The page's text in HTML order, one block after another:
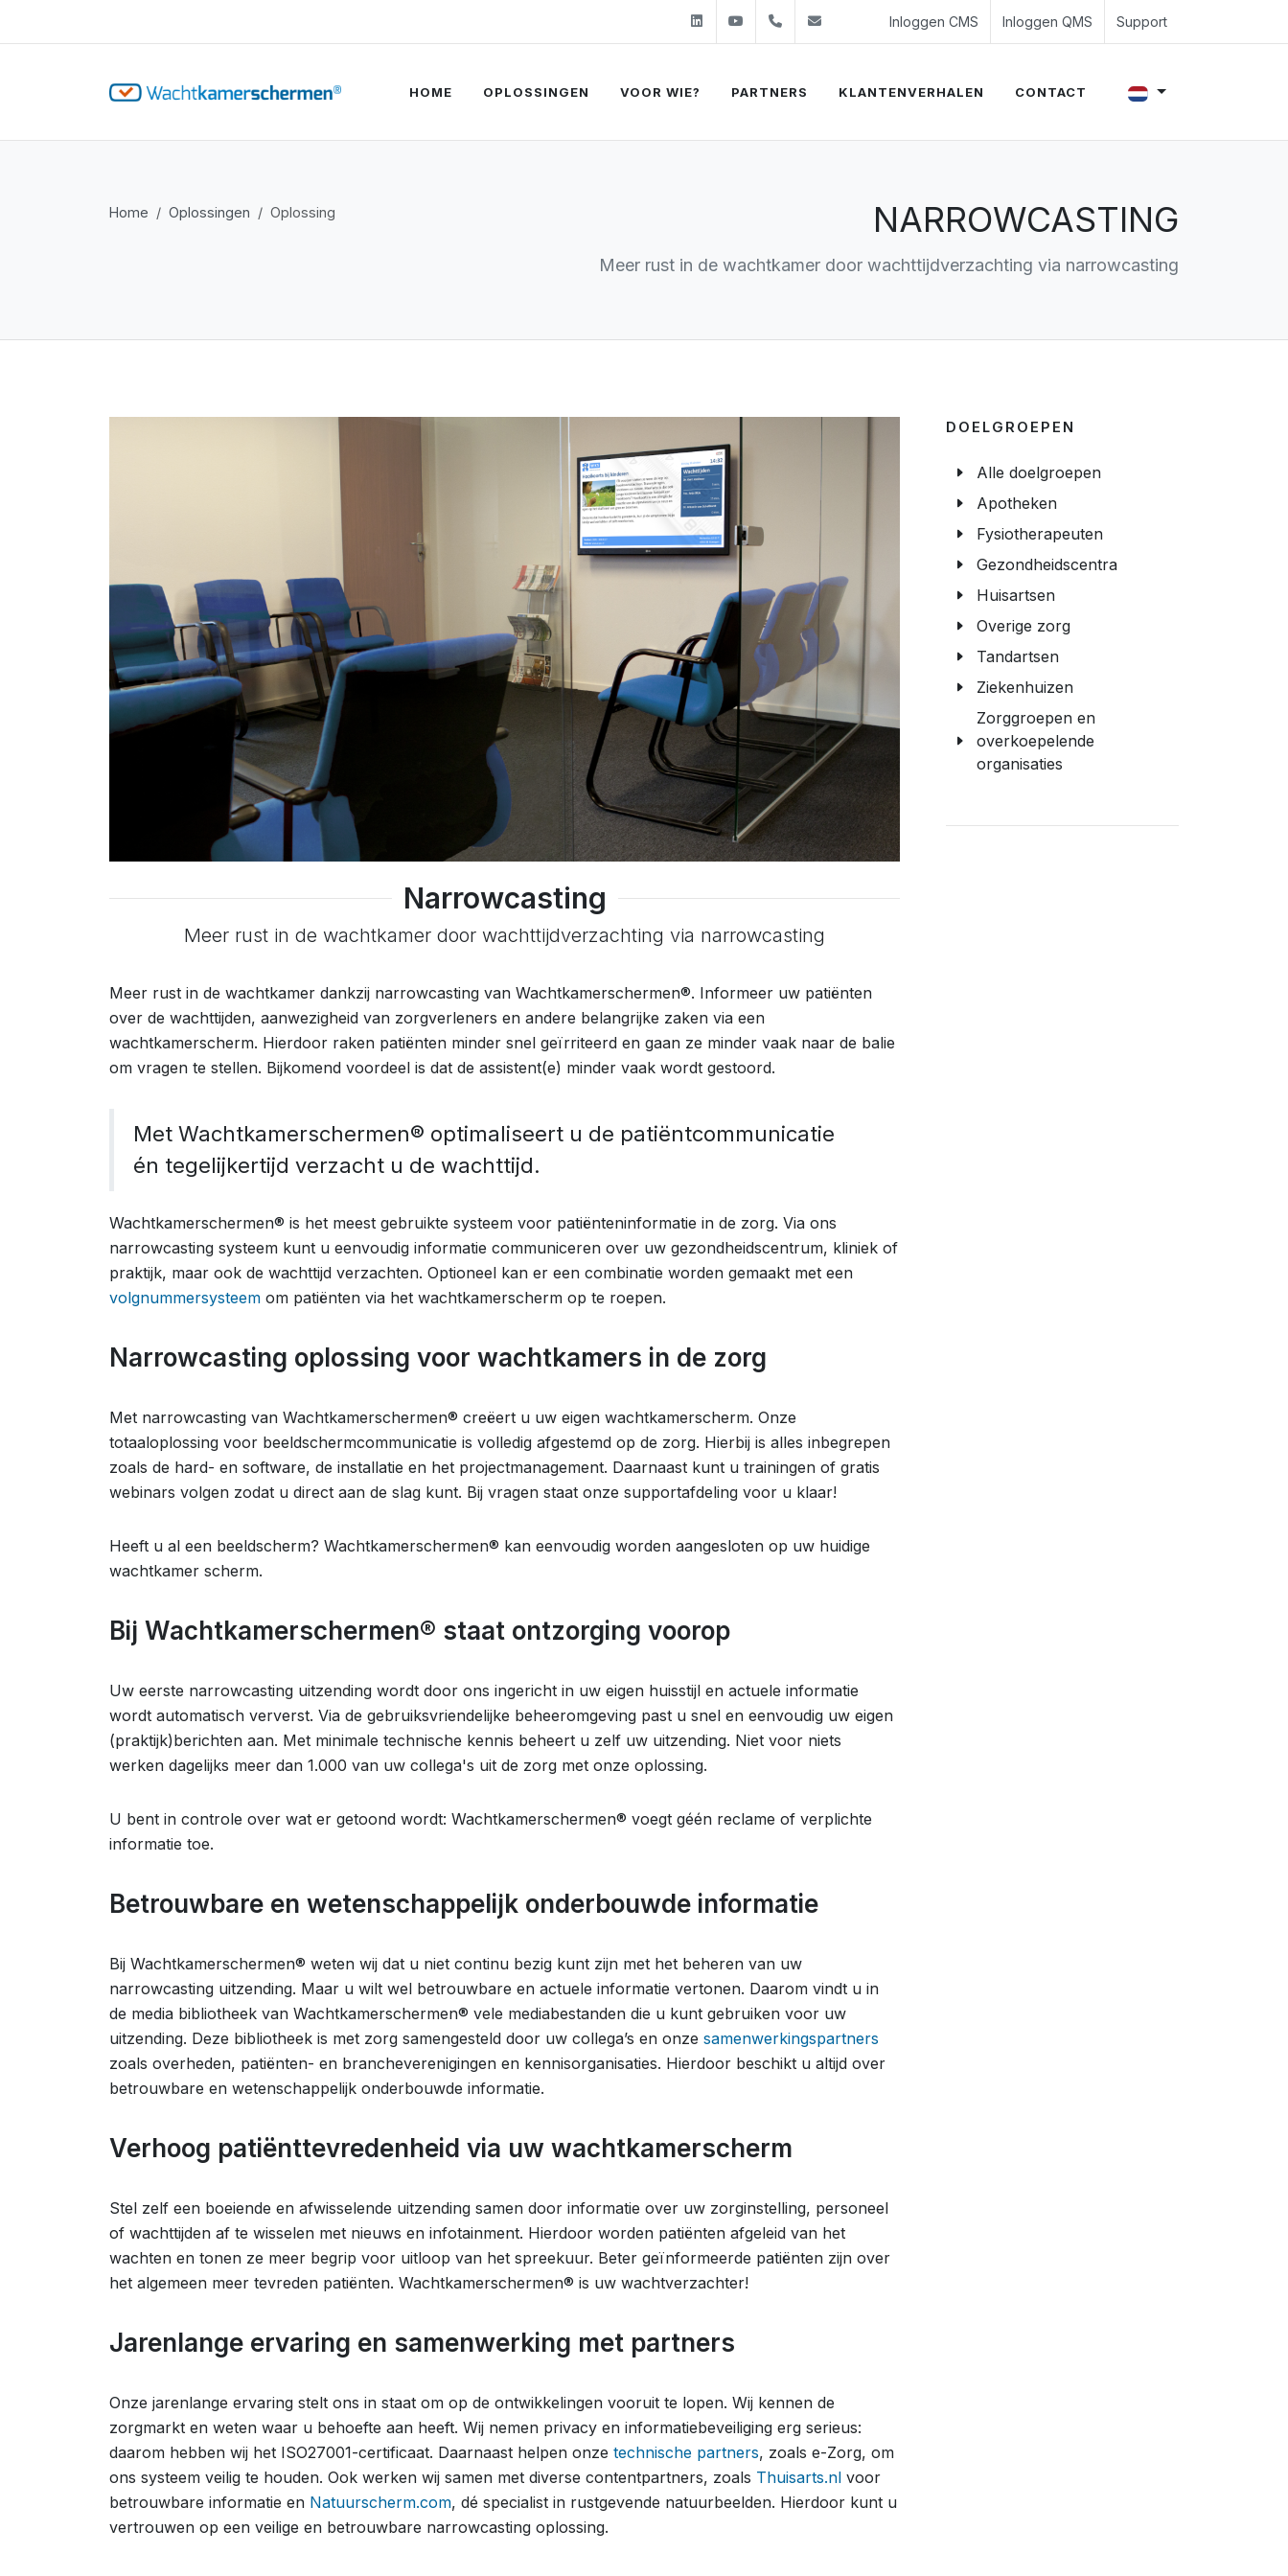
LinkedinYoutube+31 (0)24 350 54 00
sales@evalue8.nl
Inloggen CMS Inloggen QMS Support
HOME OPLOSSINGEN VOOR WIE? PARTNERS KLANTENVERHALEN CONTACT
NARROWCASTING
Meer rust in de wachtkamer door wachttijdverzachting via narrowcasting
Home Oplossingen Oplossing
Narrowcasting
Meer rust in de wachtkamer door wachttijdverzachting via narrowcasting
Meer rust in de wachtkamer dankzij narrowcasting van Wachtkamerschermen®. Informeer uw patiënten
over de wachttijden, aanwezigheid van zorgverleners en andere belangrijke zaken via een
wachtkamerscherm. Hierdoor raken patiënten minder snel geïrriteerd en gaan ze minder vaak naar de balie
om vragen te stellen. Bijkomend voordeel is dat de assistent(e) minder vaak wordt gestoord.
Met Wachtkamerschermen® optimaliseert u de patiëntcommunicatie
én tegelijkertijd verzacht u de wachttijd.
Wachtkamerschermen® is het meest gebruikte systeem voor patiënteninformatie in de zorg. Via ons
narrowcasting systeem kunt u eenvoudig informatie communiceren over uw gezondheidscentrum, kliniek of
praktijk, maar ook de wachttijd verzachten. Optioneel kan er een combinatie worden gemaakt met een
volgnummersysteem om patiënten via het wachtkamerscherm op te roepen.
Narrowcasting oplossing voor wachtkamers in de zorg
Met narrowcasting van Wachtkamerschermen® creëert u uw eigen wachtkamerscherm. Onze
totaaloplossing voor beeldschermcommunicatie is volledig afgestemd op de zorg. Hierbij is alles inbegrepen
zoals de hard- en software, de installatie en het projectmanagement. Daarnaast kunt u trainingen of gratis
webinars volgen zodat u direct aan de slag kunt. Bij vragen staat onze supportafdeling voor u klaar!
Heeft u al een beeldscherm? Wachtkamerschermen® kan eenvoudig worden aangesloten op uw huidige
wachtkamer scherm.
Bij Wachtkamerschermen® staat ontzorging voorop
Uw eerste narrowcasting uitzending wordt door ons ingericht in uw eigen huisstijl en actuele informatie
wordt automatisch ververst. Via de gebruiksvriendelijke beheeromgeving past u snel en eenvoudig uw eigen
(praktijk)berichten aan. Met minimale technische kennis beheert u zelf uw uitzending. Niet voor niets
werken dagelijks meer dan 1.000 van uw collega's uit de zorg met onze oplossing.
U bent in controle over wat er getoond wordt: Wachtkamerschermen® voegt géén reclame of verplichte
informatie toe.
Betrouwbare en wetenschappelijk onderbouwde informatie
Bij Wachtkamerschermen® weten wij dat u niet continu bezig kunt zijn met het beheren van uw
narrowcasting uitzending. Maar u wilt wel betrouwbare en actuele informatie vertonen. Daarom vindt u in
de media bibliotheek van Wachtkamerschermen® vele mediabestanden die u kunt gebruiken voor uw
uitzending. Deze bibliotheek is met zorg samengesteld door uw collega’s en onze samenwerkingspartners
zoals overheden, patiënten- en brancheverenigingen en kennisorganisaties. Hierdoor beschikt u altijd over
betrouwbare en wetenschappelijk onderbouwde informatie.
Verhoog patiënttevredenheid via uw wachtkamerscherm
Stel zelf een boeiende en afwisselende uitzending samen door informatie over uw zorginstelling, personeel
of wachttijden af te wisselen met nieuws en infotainment. Hierdoor worden patiënten afgeleid van het
wachten en tonen ze meer begrip voor uitloop van het spreekuur. Beter geïnformeerde patiënten zijn over
het algemeen meer tevreden patiënten. Wachtkamerschermen® is uw wachtverzachter!
Jarenlange ervaring en samenwerking met partners
Onze jarenlange ervaring stelt ons in staat om op de ontwikkelingen vooruit te lopen. Wij kennen de
zorgmarkt en weten waar u behoefte aan heeft. Wij nemen privacy en informatiebeveiliging erg serieus:
daarom hebben wij het ISO27001-certificaat. Daarnaast helpen onze technische partners, zoals e-Zorg, om
ons systeem veilig te houden. Ook werken wij samen met diverse contentpartners, zoals Thuisarts.nl voor
betrouwbare informatie en Natuurscherm.com, dé specialist in rustgevende natuurbeelden. Hierdoor kunt u
vertrouwen op een veilige en betrouwbare narrowcasting oplossing.
DOELGROEPEN
Alle doelgroepen
Apotheken
Fysiotherapeuten
Gezondheidscentra
Huisartsen
Overige zorg
Tandartsen
Ziekenhuizen
Zorggroepen en
overkoepelende
organisaties